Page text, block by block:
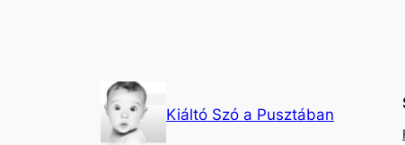
Kiáltó Szó a Pusztában